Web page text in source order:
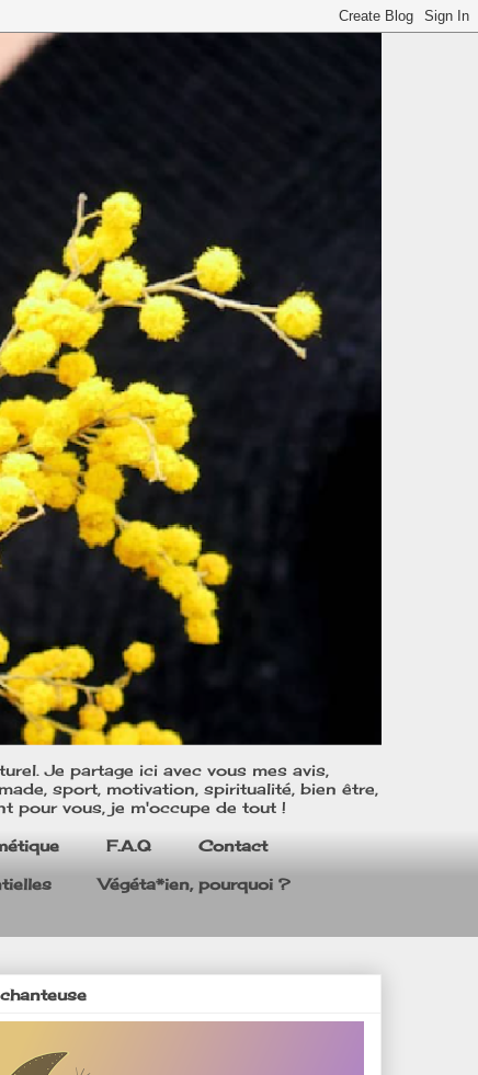
Je partage ici avec vous mes avis,
sport, motivation, spiritualité, bien être,
pour vous, je m'occupe de tout !
F.A.Q Contact
Végéta*ien, pourquoi ?